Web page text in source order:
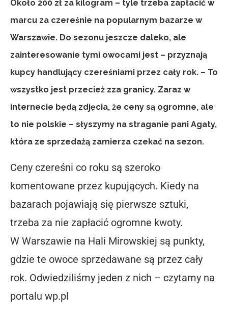
Około 200 zł za kilogram – tyle trzeba zapłacić w
marcu za czereśnie na popularnym bazarze w
Warszawie. Do sezonu jeszcze daleko, ale
zainteresowanie tymi owocami jest – przyznają
kupcy handlujący czereśniami przez cały rok. – To
wszystko jest przecież zza granicy. Zaraz w
internecie będą zdjęcia, że ceny są ogromne, ale
to nie polskie – słyszymy na straganie pani Agaty,
która ze sprzedażą zamierza czekać na sezon.
Ceny czereśni co roku są szeroko
komentowane przez kupujących. Kiedy na
bazarach pojawiają się pierwsze sztuki,
trzeba za nie zapłacić ogromne kwoty.
W Warszawie na Hali Mirowskiej są punkty,
gdzie te owoce sprzedawane są przez cały
rok. Odwiedziliśmy jeden z nich – czytamy na
portalu wp.pl